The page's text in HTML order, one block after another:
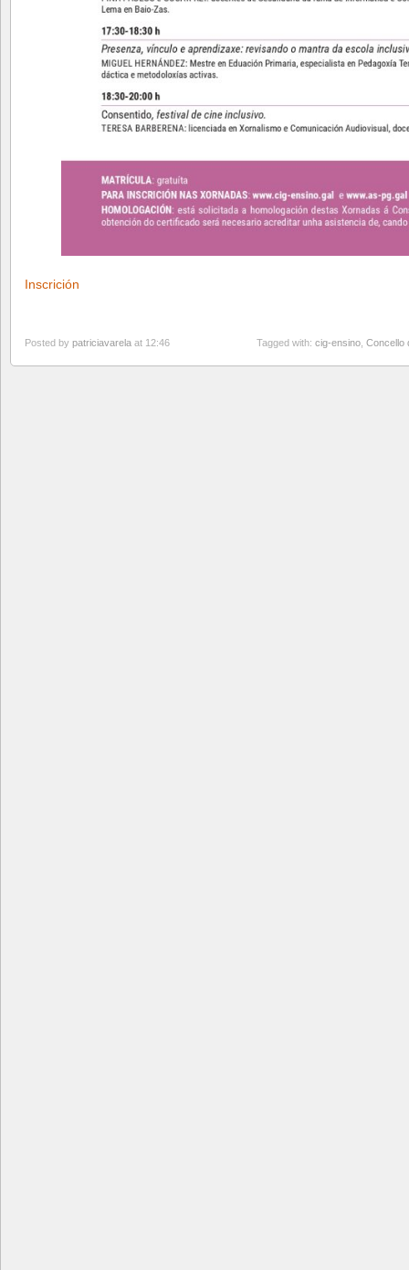
Inscrición
Posted by patriciavarela at 12:46 Tagged with: cig-ensino Concello